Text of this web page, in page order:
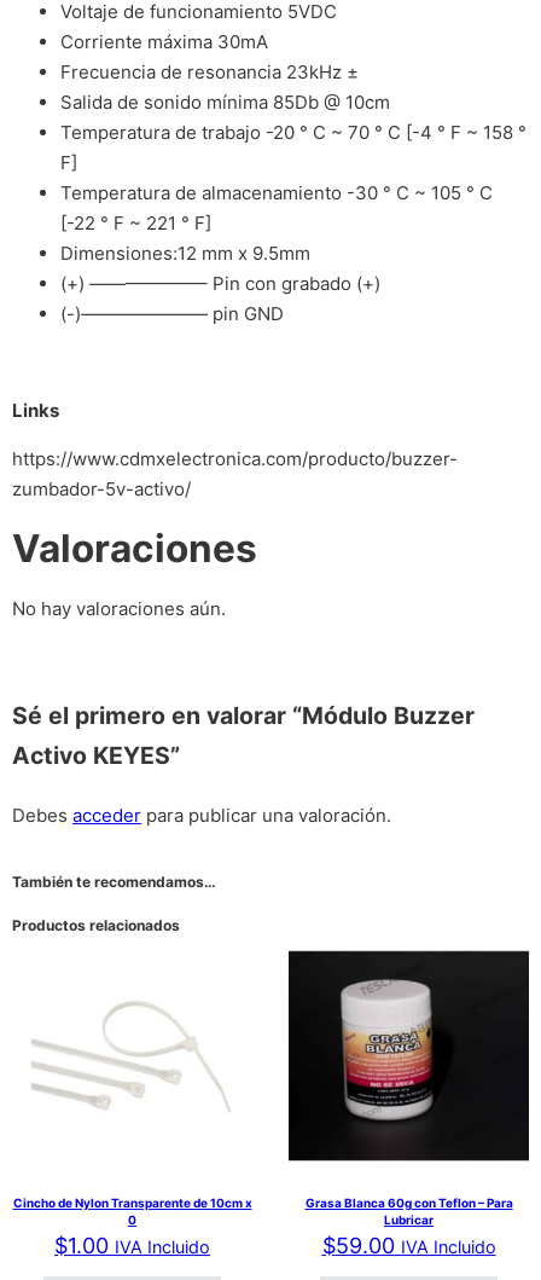
Voltaje de funcionamiento 5VDC
Corriente máxima 30mA
Frecuencia de resonancia 23kHz ±
Salida de sonido mínima 85Db @ 10cm
Temperatura de trabajo -20 ° C ~ 70 ° C [-4 ° F ~ 158 °
F]
Temperatura de almacenamiento -30 ° C ~ 105 ° C
[-22 ° F ~ 221 ° F]
Dimensiones:12 mm x 9.5mm
(+) ——————– Pin con grabado (+)
(-)——————— pin GND
Links
https://www.cdmxelectronica.com/producto/buzzer-
zumbador-5v-activo/
Valoraciones
No hay valoraciones aún.
Sé el primero en valorar “Módulo Buzzer
Activo KEYES”
Debes acceder para publicar una valoración.
También te recomendamos…
Productos relacionados
Cincho de Nylon Transparente de 10cm x
0
$1.00 IVA Incluido
Grasa Blanca 60g con Teflon – Para
Lubricar
$59.00 IVA Incluido